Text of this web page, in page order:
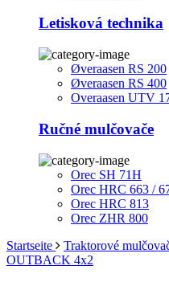
Letisková technika
Øveraasen RS 200
Øveraasen RS 400
Overaasen UTV
Ručné mulčovače
Orec SH 71H
Orec HRC 663 /
Orec HRC 813
Orec ZHR 800
Startseite
Traktorové
OUTBACK 4x2